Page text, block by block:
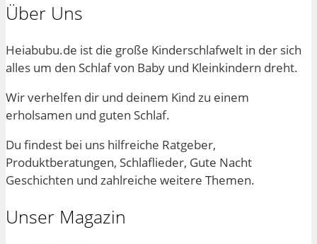
Über Uns
Heiabubu.de ist die große Kinderschlafwelt in der sich
alles um den Schlaf von Baby und Kleinkindern dreht.
Wir verhelfen dir und deinem Kind zu einem
erholsamen und guten Schlaf.
Du findest bei uns hilfreiche Ratgeber,
Produktberatungen, Schlaflieder, Gute Nacht
Geschichten und zahlreiche weitere Themen.
Unser Magazin